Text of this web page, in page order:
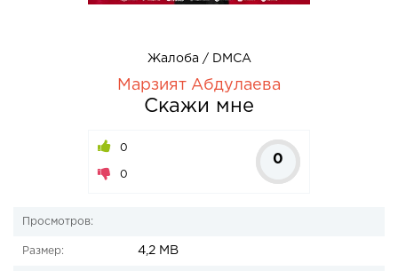
Жалоба / DMCA
Марзият Абдулаева
Скажи мне
0
0
0
Просмотров:
Размер: 4,2 MB